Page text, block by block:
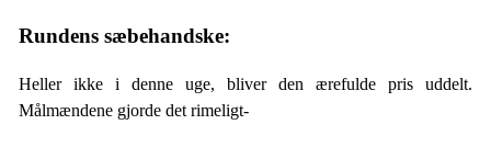
Rundens sæbehandske:
Heller ikke i denne uge, bliver den ærefulde pris uddelt.
Målmændene gjorde det rimeligt-